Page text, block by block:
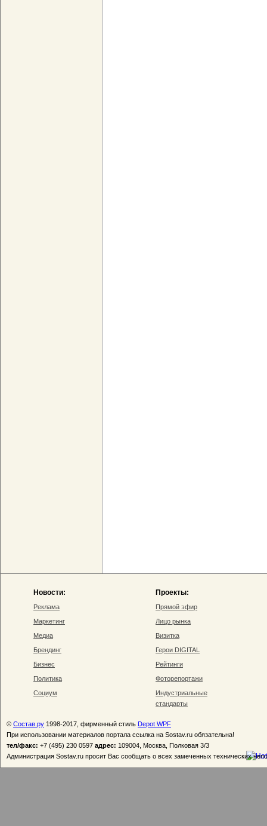
Новости:
Реклама
Маркетинг
Медиа
Брендинг
Бизнес
Политика
Социум
Проекты:
Прямой эфир
Лицо рынка
Визитка
Герои DIGITAL
Рейтинги
Фоторепортажи
Индустриальные
стандарты
© Состав.ру 1998-2017, фирменный стиль Depot WPF
При использовании материалов портала ссылка на Sostav.ru обязательна!
тел/факс: +7 (495) 230 0597 адрес: 109004, Москва, Полковая 3/3
Администрация Sostav.ru просит Вас сообщать о всех замеченных технических